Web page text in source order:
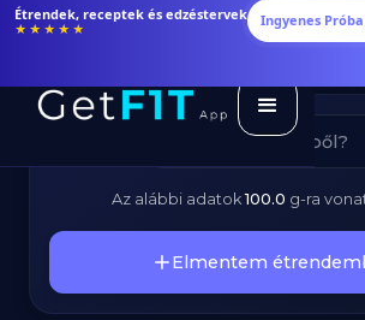
Étrendek, receptek és edzéstervek
★★★★★ Ingyenes
Briós -
Az alábbi adatok100.0 g-ra
Elmentem